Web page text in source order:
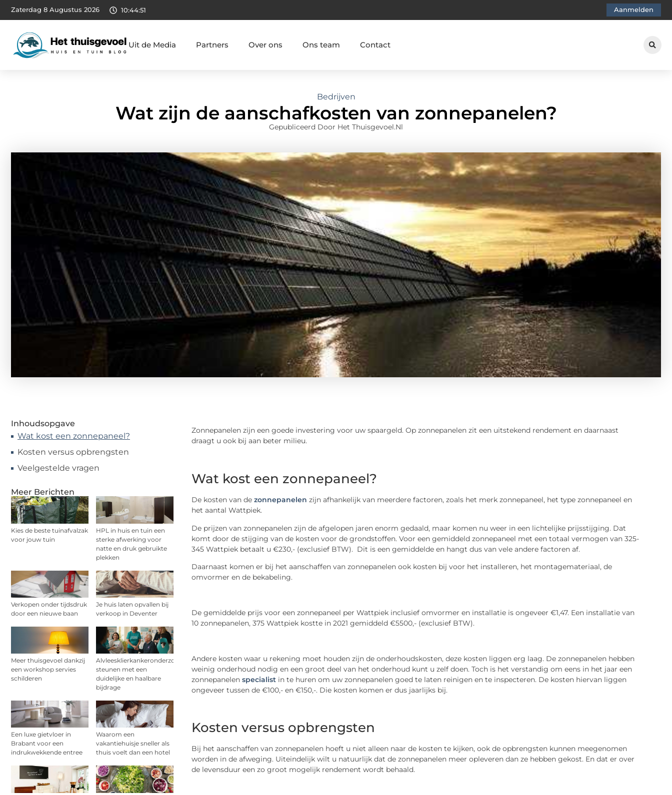
Zaterdag 8 Augustus 2026 10:44:52 Aanmelden
Uit de Media Partners Over ons Ons team Contact
Bedrijven
Wat zijn de aanschafkosten van zonnepanelen?
Gepubliceerd Door Het Thuisgevoel.nl
Inhoudsopgave
Wat kost een zonnepaneel?
Kosten versus opbrengsten
Veelgestelde vragen
Meer Berichten
Kies de beste tuinafvalzak
voor jouw tuin
HPL in huis en tuin een
sterke afwerking voor
natte en druk gebruikte
plekken
Verkopen onder tijdsdruk
door een nieuwe baan
Je huis laten opvallen bij
verkoop in Deventer
Meer thuisgevoel dankzij
een workshop servies
schilderen
Alvleesklierkankeronderzoek
steunen met een
duidelijke en haalbare
bijdrage
Een luxe gietvloer in
Brabant voor een
indrukwekkende entree
Waarom een
vakantiehuisje sneller als
thuis voelt dan een hotel
Zonnepanelen zijn een goede investering voor uw spaargeld. Op zonnepanelen zit een uitstekend rendement en daarnaast
draagt u ook bij aan beter milieu.
Wat kost een zonnepaneel?
De kosten van de zonnepanelen zijn afhankelijk van meerdere factoren, zoals het merk zonnepaneel, het type zonnepaneel en
het aantal Wattpiek.
De prijzen van zonnepanelen zijn de afgelopen jaren enorm gedaald, maar komen nu weer in een lichtelijke prijsstijging. Dat
komt door de stijging van de kosten voor de grondstoffen. Voor een gemiddeld zonnepaneel met een totaal vermogen van 325-
345 Wattpiek betaalt u €230,- (exclusief BTW). Dit is een gemiddelde en hangt dus van vele andere factoren af.
Daarnaast komen er bij het aanschaffen van zonnepanelen ook kosten bij voor het installeren, het montagemateriaal, de
omvormer en de bekabeling.
De gemiddelde prijs voor een zonnepaneel per Wattpiek inclusief omvormer en installatie is ongeveer €1,47. Een installatie van
10 zonnepanelen, 375 Wattpiek kostte in 2021 gemiddeld €5500,- (exclusief BTW).
Andere kosten waar u rekening moet houden zijn de onderhoudskosten, deze kosten liggen erg laag. De zonnepanelen hebben
weinig onderhoud nodig en een groot deel van het onderhoud kunt u zelf doen. Toch is het verstandig om eens in het jaar een
zonnepanelen specialist in te huren om uw zonnepanelen goed te laten reinigen en te inspecteren. De kosten hiervan liggen
ongeveer tussen de €100,- en €150,-. Die kosten komen er dus jaarlijks bij.
Kosten versus opbrengsten
Bij het aanschaffen van zonnepanelen hoeft u niet alleen naar de kosten te kijken, ook de opbrengsten kunnen meegenomen
worden in de afweging. Uiteindelijk wilt u natuurlijk dat de zonnepanelen meer opleveren dan ze hebben gekost. En dat er over
de levensduur een zo groot mogelijk rendement wordt behaald.